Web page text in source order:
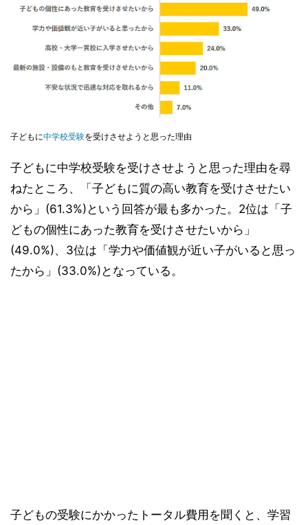
子どもに中学校受験を受けさせようと思った理由
子どもに中学校受験を受けさせようと思った理由を尋
ねたところ、「子どもに質の高い教育を受けさせたい
から」(61.3%)という回答が最も多かった。2位は「子
どもの個性にあった教育を受けさせたいから」
(49.0%)、3位は「学力や価値観が近い子がいると思っ
たから」(33.0%)となっている。
子どもの受験にかかったトータル費用を聞くと、学習